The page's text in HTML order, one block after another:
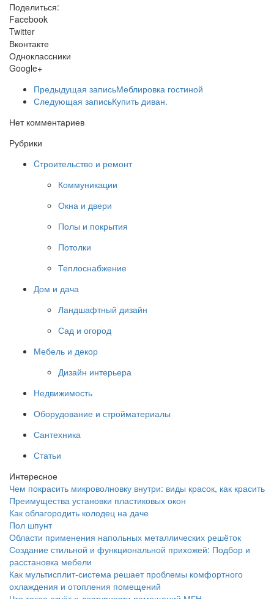
Поделиться:
Facebook
Twitter
Вконтакте
Одноклассники
Google+
Предыдущая записьМеблировка гостиной
Следующая записьКупить диван.
Нет комментариев
Рубрики
Cтроительство и ремонт
Коммуникации
Окна и двери
Полы и покрытия
Потолки
Теплоснабжение
Дом и дача
Ландшафтный дизайн
Сад и огород
Мебель и декор
Дизайн интерьера
Недвижимость
Оборудование и стройматериалы
Сантехника
Статьи
Интересное
Чем покрасить микроволновку внутри: виды красок, как красить
Преимущества установки пластиковых окон
Как облагородить колодец на даче
Пол шпунт
Области применения напольных металлических решёток
Создание стильной и функциональной прихожей: Подбор и
расстановка мебели
Как мультисплит-система решает проблемы комфортного
охлаждения и отопления помещений